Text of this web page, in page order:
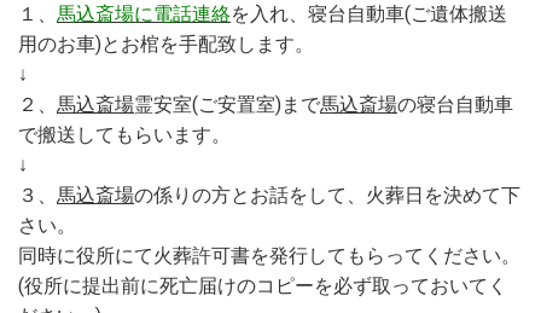
１、 馬込斎場に電話連絡を入れ、寝台自動車(ご遺体搬送
用のお車)とお棺を手配致します。
↓
２、 馬込斎場霊安室(ご安置室)まで馬込斎場の寝台自動車
で搬送してもらいます。
↓
３、 馬込斎場の係りの方とお話をして、火葬日を決めて下
さい。
同時に役所にて火葬許可書を発行してもらってください。
(役所に提出前に死亡届けのコピーを必ず取っておいてく